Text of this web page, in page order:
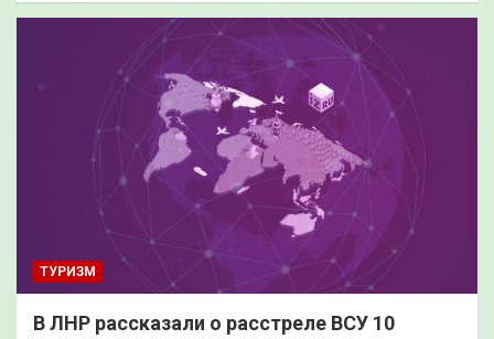
ТУРИЗМ
В ЛНР рассказали о расстреле ВСУ 10